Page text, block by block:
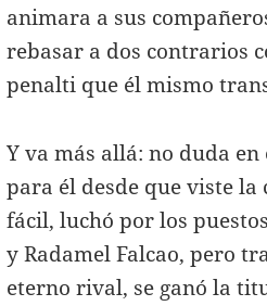
animara a sus
rebasar a dos contrarios
penalti que él mismo
Y va más allá: no duda
para él desde que viste
fácil, luchó por los
y Radamel Falcao, pero
eterno rival, se ganó la